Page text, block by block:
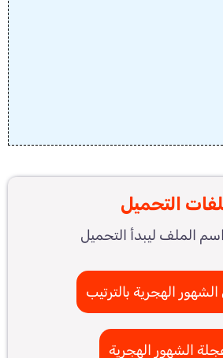
التحميل
الملف ليبدأ التحميل
الشهور الهجرية بالترتيب
الشهور الهجرية